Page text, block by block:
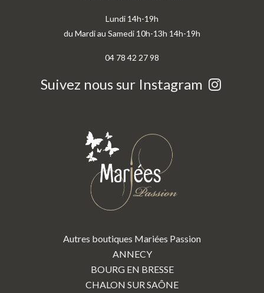
Lundi 14h-19h
du Mardi au Samedi 10h-13h 14h-19h
04 78 42 27 98
Suivez nous sur Instagram
Autres boutiques Mariées Passion
ANNECY
BOURG EN BRESSE
CHALON SUR SAÔNE